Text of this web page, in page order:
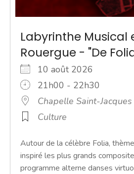
Labyrinthe Musical
Rouergue - "De
10 août 2026
21h00 - 22h30
Chapelle Saint-Jacques
Culture
Autour de la célèbre Folia,
inspiré les plus grands
programme alterne danses